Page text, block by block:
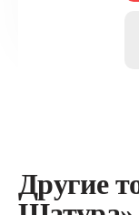
Другие